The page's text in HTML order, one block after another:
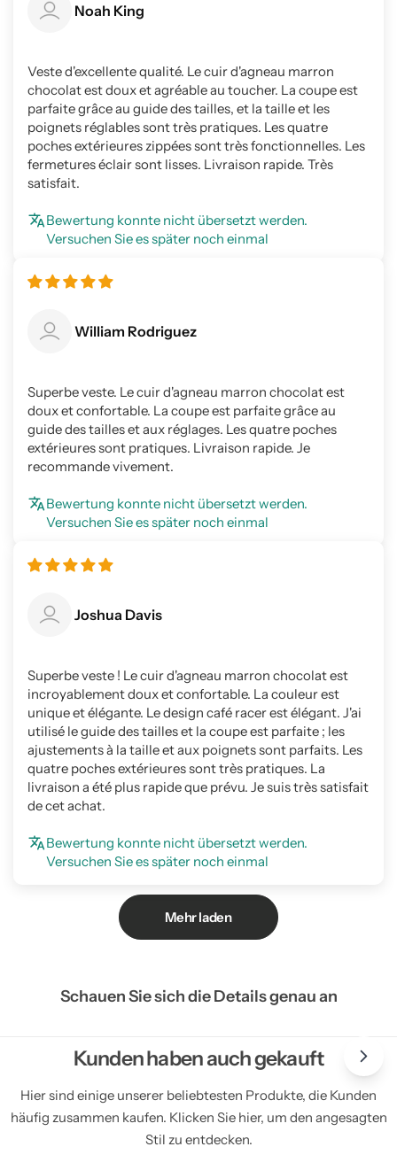
Noah King
Veste d'excellente qualité. Le cuir d'agneau marron
chocolat est doux et agréable au toucher. La coupe est
parfaite grâce au guide des tailles, et la taille et les
poignets réglables sont très pratiques. Les quatre
poches extérieures zippées sont très fonctionnelles. Les
fermetures éclair sont lisses. Livraison rapide. Très
satisfait.
Bewertung konnte nicht übersetzt werden.
Versuchen Sie es später noch einmal
William Rodriguez
Superbe veste. Le cuir d'agneau marron chocolat est
doux et confortable. La coupe est parfaite grâce au
guide des tailles et aux réglages. Les quatre poches
extérieures sont pratiques. Livraison rapide. Je
recommande vivement.
Bewertung konnte nicht übersetzt werden.
Versuchen Sie es später noch einmal
Joshua Davis
Superbe veste ! Le cuir d'agneau marron chocolat est
incroyablement doux et confortable. La couleur est
unique et élégante. Le design café racer est élégant. J'ai
utilisé le guide des tailles et la coupe est parfaite ; les
ajustements à la taille et aux poignets sont parfaits. Les
quatre poches extérieures sont très pratiques. La
livraison a été plus rapide que prévu. Je suis très satisfait
de cet achat.
Bewertung konnte nicht übersetzt werden.
Versuchen Sie es später noch einmal
Mehr laden
Schauen Sie sich die Details genau an
Kunden haben auch gekauft
Hier sind einige unserer beliebtesten Produkte, die Kunden
häufig zusammen kaufen. Klicken Sie hier, um den angesagten
Stil zu entdecken.